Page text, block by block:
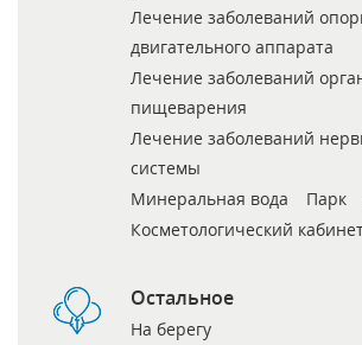
Лечение заболеваний
двигательного аппарата
Лечение заболеваний
пищеварения
Лечение заболеваний
системы
Минеральная вода
Парк
Косметологический
Остальное
На берегу